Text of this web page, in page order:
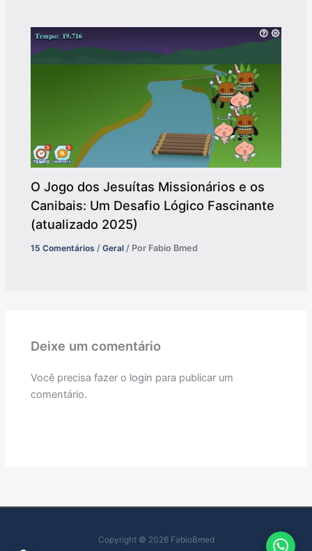
O Jogo dos Jesuítas Missionários e os
Canibais: Um Desafio Lógico Fascinante
(atualizado 2025)
15 Comentários /Geral / Por Fabio Bmed
Deixe um comentário
Você precisa fazer o login para publicar um
comentário.
Copyright © 2026 FabioBmed